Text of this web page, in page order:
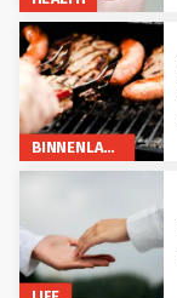
BINNENLAND
LIFE